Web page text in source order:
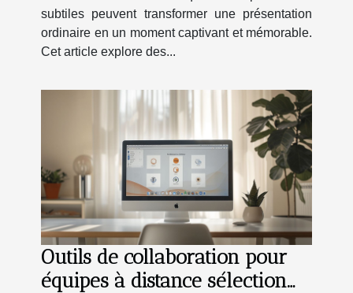
subtiles peuvent transformer une présentation
ordinaire en un moment captivant et mémorable.
Cet article explore des...
Outils de collaboration pour
équipes à distance sélection